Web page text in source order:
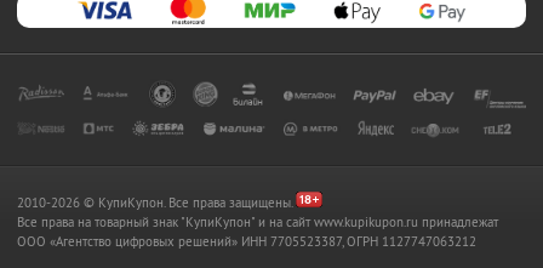
2010-2026 © КупиКупон. Все права защищены.
Все права на товарный знак "КупиКупон" и на сайт www.kupikupon.ru принадлежат
OOO «Агентство цифровых решений» ИНН 7705523387, ОГРН 1127747063212